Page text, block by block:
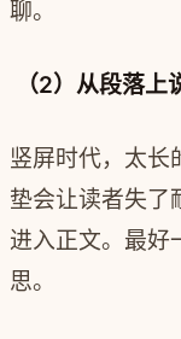
聊。
（2）从段落上
竖屏时代，太长
垫会让读者失了
进入正文。最好
思。